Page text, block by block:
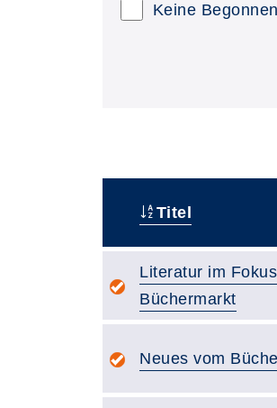
Keine Begonnen
Titel
Literatur im
Büchermarkt
Neues vom